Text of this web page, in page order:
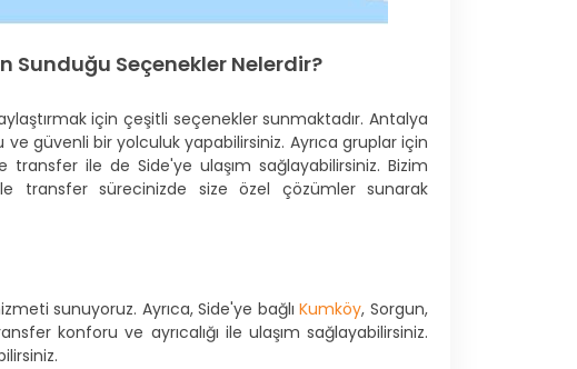
Sunduğu Seçenekler Nelerdir?
için çeşitli seçenekler sunmaktadır. Antalya
güvenli bir yolculuk yapabilirsiniz. Ayrıca gruplar için
ile de Side'ye ulaşım sağlayabilirsiniz. Bizim
transfer sürecinizde size özel çözümler sunarak
sunuyoruz. Ayrıca, Side'ye bağlıKumköy, Sorgun,
konforu ve ayrıcalığı ile ulaşım sağlayabilirsiniz.